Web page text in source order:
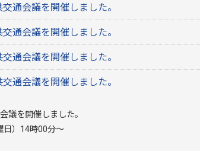
通会議を開催しました。
通会議を開催しました。
通会議を開催しました。
通会議を開催しました。
議を開催しました。
）14時00分～